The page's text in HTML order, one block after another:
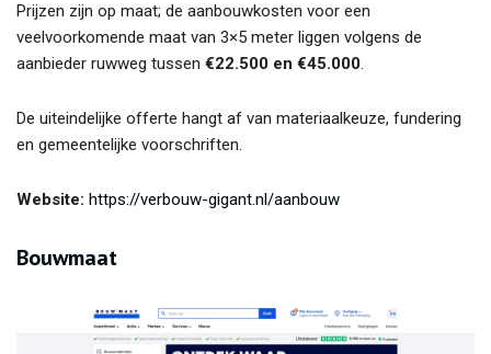
Prijzen zijn op maat; de aanbouwkosten voor een
veelvoorkomende maat van 3×5 meter liggen volgens de
aanbieder ruwweg tussen €22.500 en €45.000.
De uiteindelijke offerte hangt af van materiaalkeuze, fundering
en gemeentelijke voorschriften.
Website: https://verbouw-gigant.nl/aanbouw
Bouwmaat